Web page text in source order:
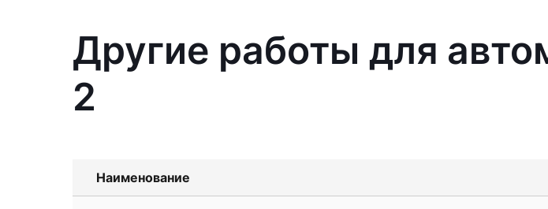
Другие работы для
2
Наименование